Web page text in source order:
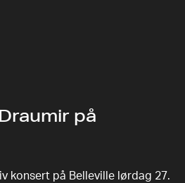
på
konsert på Belleville lørdag 27.